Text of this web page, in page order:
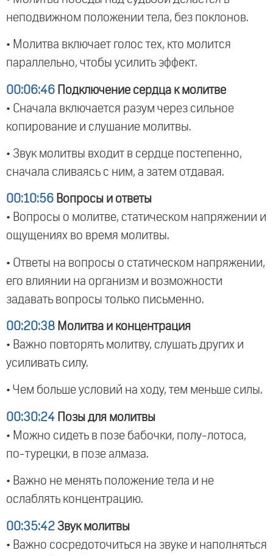
неподвижном положении тела, без поклонов.
• Молитва включает голос тех, кто молится
параллельно, чтобы усилить эффект.
00:06:46 Подключение сердца к молитве
• Сначала включается разум через сильное
копирование и слушание молитвы.
• Звук молитвы входит в сердце постепенно,
сначала сливаясь с ним, а затем отдавая.
00:10:56 Вопросы и ответы
• Вопросы о молитве, статическом напряжении и
ощущениях во время молитвы.
• Ответы на вопросы о статическом напряжении,
его влиянии на организм и возможности
задавать вопросы только письменно.
00:20:38 Молитва и концентрация
• Важно повторять молитву, слушать других и
усиливать силу.
• Чем больше условий на ходу, тем меньше силы.
00:30:24 Позы для молитвы
• Можно сидеть в позе бабочки, полу-лотоса,
по-турецки, в позе алмаза.
• Важно не менять положение тела и не
ослаблять концентрацию.
00:35:42 Звук молитвы
• Важно сосредоточиться на звуке и наполняться